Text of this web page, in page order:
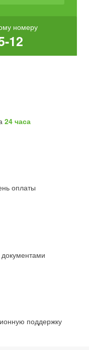
номеру
12
24 часа
оплаты
поддержку